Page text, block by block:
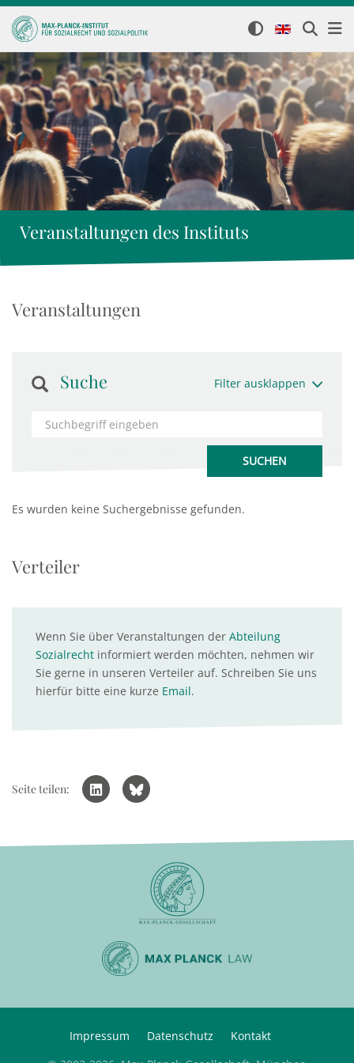
Veranstaltungen des Instituts
Veranstaltungen
Suche Filter ausklappen
Es wurden keine Suchergebnisse gefunden.
Verteiler
Wenn Sie über Veranstaltungen der Abteilung
Sozialrecht informiert werden möchten, nehmen wir
Sie gerne in unseren Verteiler auf. Schreiben Sie uns
hierfür bitte eine kurze Email.
Seite teilen:
Impressum Datenschutz
Kontakt